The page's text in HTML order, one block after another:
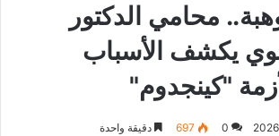
محامي الدكتور
يكشف الأسباب
"كينجدوم"
0
697 دقيقة واحدة